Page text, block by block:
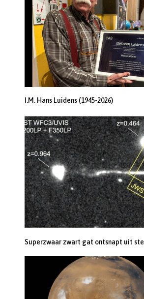
I.M. Hans Luidens (1945-2026)
Superzwaar zwart gat ontsnapt uit